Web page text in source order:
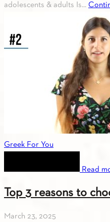
adolescents & adults Is...
Greek For You
Read
Top 3 reasons to
March 23, 2025